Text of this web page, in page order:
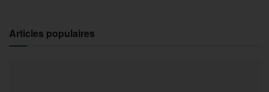
Articles populaires